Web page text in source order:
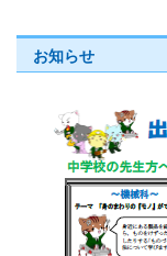
お知らせ